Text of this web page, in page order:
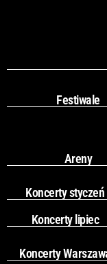
Festiwale
Areny
Koncerty styczeń
Koncerty lipiec
Koncerty